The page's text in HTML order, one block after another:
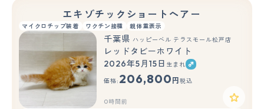
エキゾチックショートヘアー
マイクロチップ装着 ワクチン接種 親体重表示
千葉県 ハッピーベル テラスモール松戸店
レッドタビーホワイト
2026年5月15日 生まれ
価格: 206,800 円 税込
0時間前